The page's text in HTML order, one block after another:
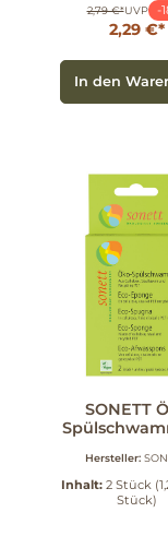
2,79 €*UVP -
2,29 €*
In den
SONETT
Hersteller:
Inhalt: 2 Stück
Stück)